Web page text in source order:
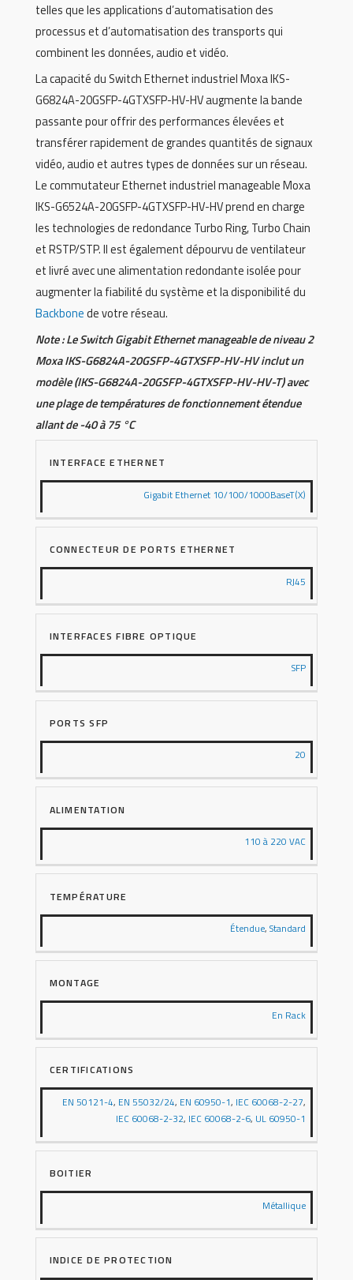
telles que les applications d’automatisation des
processus et d’automatisation des transports qui
combinent les données, audio et vidéo.
La capacité du Switch Ethernet industriel Moxa IKS-
G6824A-20GSFP-4GTXSFP-HV-HV augmente la bande
passante pour offrir des performances élevées et
transférer rapidement de grandes quantités de signaux
vidéo, audio et autres types de données sur un réseau.
Le commutateur Ethernet industriel manageable Moxa
IKS-G6524A-20GSFP-4GTXSFP-HV-HV prend en charge
les technologies de redondance Turbo Ring, Turbo Chain
et RSTP/STP. Il est également dépourvu de ventilateur
et livré avec une alimentation redondante isolée pour
augmenter la fiabilité du système et la disponibilité du
Backbonede votre réseau.
Note : Le Switch Gigabit Ethernet manageable de niveau 2
Moxa IKS-G6824A-20GSFP-4GTXSFP-HV-HV inclut un
modèle (IKS-G6824A-20GSFP-4GTXSFP-HV-HV-T) avec
une plage de températures de fonctionnement étendue
allant de -40 à 75 °C
INTERFACE ETHERNET
Gigabit Ethernet 10/100/1000BaseT(X)
CONNECTEUR DE PORTS ETHERNET
RJ45
INTERFACES FIBRE OPTIQUE
SFP
PORTS SFP
20
ALIMENTATION
110 à 220 VAC
TEMPÉRATURE
Étendue,Standard
MONTAGE
En Rack
CERTIFICATIONS
EN 50121-4, EN 55032/24, EN 60950-1, IEC 60068-2-27,
IEC 60068-2-32, IEC 60068-2-6, UL 60950-1
BOITIER
Métallique
INDICE DE PROTECTION